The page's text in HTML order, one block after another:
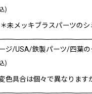
)
未メッキブラスパーツの
ジ/USA/鉄製パーツ/四葉の
)
色具合は個々で異なりま